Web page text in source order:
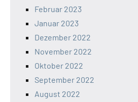
Februar 2023
Januar 2023
Dezember 2022
November 2022
Oktober 2022
September 2022
August 2022